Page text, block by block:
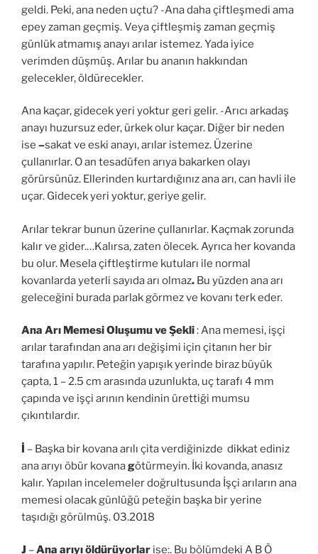
geldi. Peki, ana neden uçtu? -Ana daha çiftleşmedi ama
epey zaman geçmiş. Veya çiftleşmiş zaman geçmiş
günlük atmamış anayı arılar istemez. Yada iyice
verimden düşmüş. Arılar bu ananın hakkından
gelecekler, öldürecekler.
Ana kaçar, gidecek yeri yoktur geri gelir. -Arıcı arkadaş
anayı huzursuz eder, ürkek olur kaçar. Diğer bir neden
ise –sakat ve eski anayı, arılar istemez. Üzerine
çullanırlar. O an tesadüfen arıya bakarken olayı
görürsünüz. Ellerinden kurtardığınız ana arı, can havli ile
uçar. Gidecek yeri yoktur, geriye gelir.
Arılar tekrar bunun üzerine çullanırlar. Kaçmak zorunda
kalır ve gider.…Kalırsa, zaten ölecek. Ayrıca her kovanda
bu olur. Mesela çiftleştirme kutuları ile normal
kovanlarda yeterli sayıda arı olmaz. Bu yüzden ana arı
geleceğini burada parlak görmez ve kovanı terk eder.
Ana Arı Memesi Oluşumu ve Şekli: Ana memesi, işçi
arılar tarafından ana arı değişimi için çitanın her bir
tarafına yapılır. Peteğin yapışık yerinde biraz büyük
çapta, 1 – 2.5 cm arasında uzunlukta, uç tarafı 4 mm
çapında ve işçi arının kendinin ürettiği mumsu
çıkıntılardır.
İ – Başka bir kovana arılı çita verdiğinizde dikkat ediniz
ana arıyı öbür kovanagötürmeyin. İki kovanda, anasız
kalır. Yapılan incelemeler doğrultusunda İşçi arıların ana
memesi olacak günlüğü peteğin başka bir yerine
taşıdığı görülmüş. 03.2018
J –Ana arıyı öldürüyorlar ise:. Bu bölümdeki A B Ö